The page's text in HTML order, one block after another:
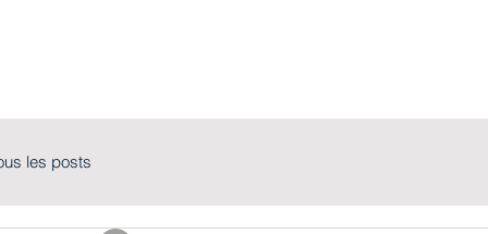
les posts